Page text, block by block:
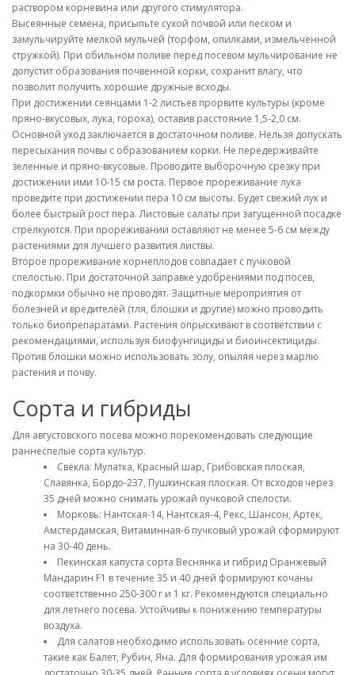
раствором корневина или другого стимулятора.
Высеянные семена, присыпьте сухой почвой или песком и
замульчируйте мелкой мульчей (торфом, опилками, измельченной
стружкой). При обильном поливе перед посевом мульчирование не
допустит образования почвенной корки, сохранит влагу, что
позволит получить хорошие дружные всходы.
При достижении сеянцами 1-2 листьев прорвите культуры (кроме
пряно-вкусовых, лука, гороха), оставив расстояние 1,5-2,0 см.
Основной уход заключается в достаточном поливе. Нельзя допускать
пересыхания почвы с образованием корки. Не передерживайте
зеленные и пряно-вкусовые. Проводите выборочную срезку при
достижении ими 10-15 см роста. Первое прореживание лука
проведите при достижении пера 10 см высоты. Будет свежий лук и
более быстрый рост пера. Листовые салаты при загущенной посадке
стрелкуются. При прореживании оставляют не менее 5-6 см между
растениями для лучшего развития листвы.
Второе прореживание корнеплодов совпадает с пучковой
спелостью. При достаточной заправке удобрениями под посев,
подкормки обычно не проводят. Защитные мероприятия от
болезней и вредителей (тля, блошки и другие) можно проводить
только биопрепаратами. Растения опрыскивают в соответствии с
рекомендациями, используя биофунгициды и биоинсектициды.
Против блошки можно использовать золу, опыляя через марлю
растения и почву.
Сорта и гибриды
Для августовского посева можно порекомендовать следующие
раннеспелые сорта культур.
Свёкла: Мулатка, Красный шар, Грибовская плоская,
Славянка, Бордо-237, Пушкинская плоская. От всходов через
35 дней можно снимать урожай пучковой спелости.
Морковь: Нантская-14, Нантская-4, Рекс, Шансон, Артек,
Амстердамская, Витаминная-6 пучковый урожай сформируют
на 30-40 день.
Пекинская капуста сорта Веснянка и гибрид Оранжевый
Мандарин F1 в течение 35 и 40 дней формируют кочаны
соответственно 250-300 г и 1 кг. Рекомендуются специально
для летнего посева. Устойчивы к понижению температуры
воздуха.
Для салатов необходимо использовать осенние сорта,
такие как Балет, Рубин, Яна. Для формирования урожая им